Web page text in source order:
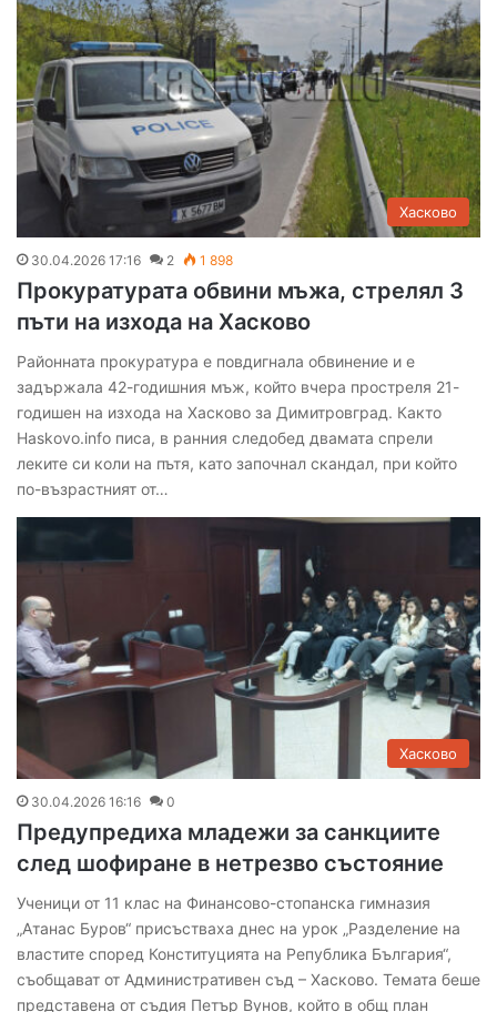
Хасково
30.04.2026 17:16 2 1 898
Прокуратурата обвини мъжа, стрелял 3
пъти на изхода на Хасково
Районната прокуратура е повдигнала обвинение и е
задържала 42-годишния мъж, който вчера простреля 21-
годишен на изхода на Хасково за Димитровград. Както
Haskovo.info писа, в ранния следобед двамата спрели
леките си коли на пътя, като започнал скандал, при който
по-възрастният от…
Хасково
30.04.2026 16:16 0
Предупредиха младежи за санкциите
след шофиране в нетрезво състояние
Ученици от 11 клас на Финансово-стопанска гимназия
„Атанас Буров“ присъстваха днес на урок „Разделение на
властите според Конституцията на Република България“,
съобщават от Административен съд – Хасково. Темата беше
представена от съдия Петър Вунов, който в общ план